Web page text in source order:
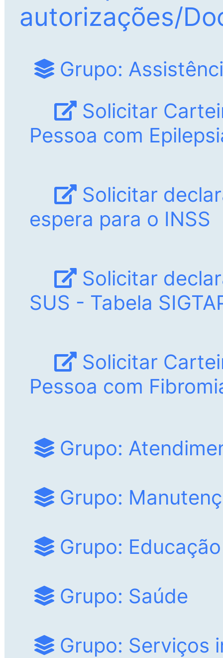
riscos à saúde, por meio
autorizações/
Grupo:
Solicitar
Pessoa com
Solicitar
espera para o INSS
Solicitar
SUS - Tabela
Solicitar
Pessoa com
Grupo:
Grupo:
Grupo: Educação
Grupo: Saúde
Grupo: Serviços